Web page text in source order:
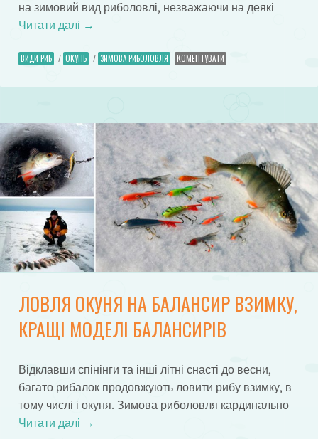
на зимовий вид риболовлі, незважаючи на деякі
Читати далі →
ВИДИ РИБ / ОКУНЬ / ЗИМОВА РИБОЛОВЛЯ КОМЕНТУВАТИ
ЛОВЛЯ ОКУНЯ НА БАЛАНСИР ВЗИМКУ,
КРАЩІ МОДЕЛІ БАЛАНСИРІВ
Відклавши спінінги та інші літні снасті до весни,
багато рибалок продовжують ловити рибу взимку, в
тому числі і окуня. Зимова риболовля кардинально
Читати далі →